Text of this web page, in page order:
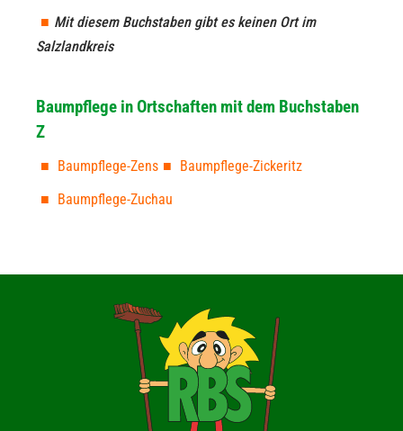
Mit diesem Buchstaben gibt es keinen Ort im
Salzlandkreis
Baumpflege in Ortschaften mit dem Buchstaben
Z
Baumpflege-Zens
Baumpflege-Zickeritz
Baumpflege-Zuchau